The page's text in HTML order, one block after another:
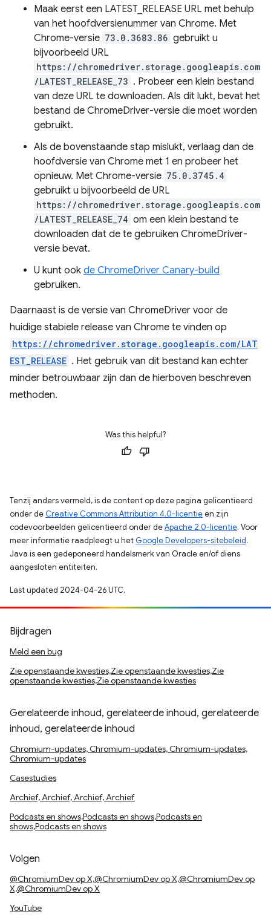
Maak eerst een LATEST_RELEASE URL met behulp
van het hoofdversienummer van Chrome. Met
Chrome-versie 73.0.3683.86 gebruikt u
bijvoorbeeld URL
https://chromedriver.storage.googleapis.com
/LATEST_RELEASE_73 . Probeer een klein bestand
van deze URL te downloaden. Als dit lukt, bevat het
bestand de ChromeDriver-versie die moet worden
gebruikt.
Als de bovenstaande stap mislukt, verlaag dan de
hoofdversie van Chrome met 1 en probeer het
opnieuw. Met Chrome-versie 75.0.3745.4
gebruikt u bijvoorbeeld de URL
https://chromedriver.storage.googleapis.com
/LATEST_RELEASE_74 om een ​​klein bestand te
downloaden dat de te gebruiken ChromeDriver-
versie bevat.
U kunt ook de ChromeDriver Canary-build
gebruiken.
Daarnaast is de versie van ChromeDriver voor de
huidige stabiele release van Chrome te vinden op
https://chromedriver.storage.googleapis.com/LAT
EST_RELEASE . Het gebruik van dit bestand kan echter
minder betrouwbaar zijn dan de hierboven beschreven
methoden.
Was this helpful?
Tenzij anders vermeld, is de content op deze pagina gelicentieerd
onder de Creative Commons Attribution 4.0-licentieen zijn
codevoorbeelden gelicentieerd onder deApache 2.0-licentie. Voor
meer informatie raadpleegt u het Google Developers-sitebeleid.
Java is een gedeponeerd handelsmerk van Oracle en/of diens
aangesloten entiteiten.
Last updated 2024-04-26 UTC.
Bijdragen
Meld een bug
Zie openstaande kwesties,Zie openstaande kwesties,Zie
openstaande kwesties,Zie openstaande kwesties
Gerelateerde inhoud, gerelateerde inhoud, gerelateerde
inhoud, gerelateerde inhoud
Chromium-updates, Chromium-updates, Chromium-updates,
Chromium-updates
Casestudies
Archief, Archief, Archief, Archief
Podcasts en shows,Podcasts en shows,Podcasts en
shows,Podcasts en shows
Volgen
@ChromiumDev op X,@ChromiumDev op X,@ChromiumDev op
X,@ChromiumDev op X
YouTube